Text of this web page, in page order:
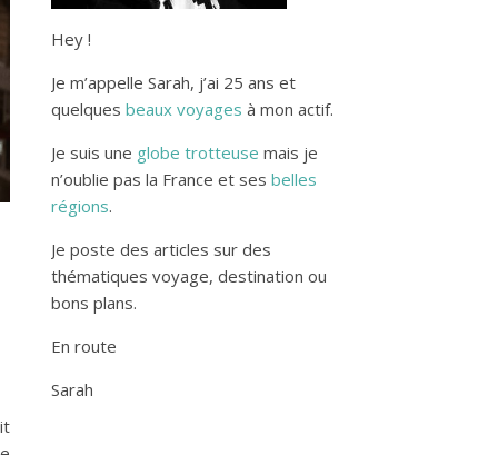
Hey !
Je m’appelle Sarah, j’ai 25 ans et
quelques beaux voyages à mon actif.
Je suis une globe trotteuse mais je
n’oublie pas la France et ses belles
régions.
Je poste des articles sur des
thématiques voyage, destination ou
bons plans.
En route
Sarah